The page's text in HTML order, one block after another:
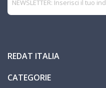
REDAT ITALIA
CATEGORIE